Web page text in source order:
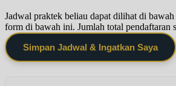
Jadwal praktek beliau dapat dilihat di
form di bawah ini. Jumlah total pendaftaran
Simpan Jadwal & Ingatkan Saya